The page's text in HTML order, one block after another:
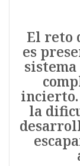
El reto
es
sistema
incierto.
la